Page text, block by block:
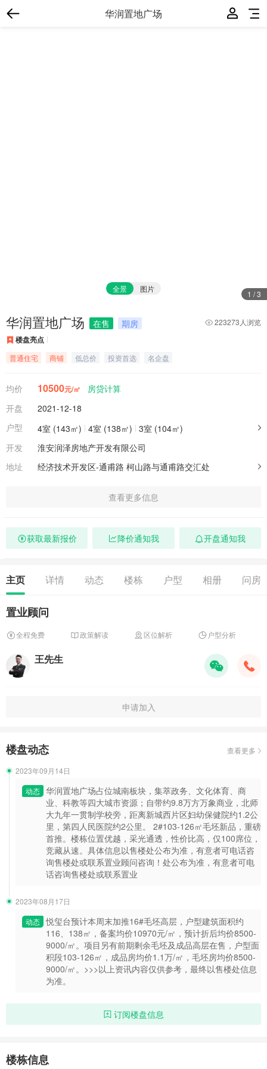
华润置地广场
1 /3
全景 图片
华润置地广场 在售 期房 223273人浏览
楼盘亮点
普通住宅 商铺 低总价 投资首选 名企盘
均价 10500元/㎡
房贷计算
开盘
2021-12-18
户型
4室 (143㎡) 4室 (138㎡) 3室 (104㎡)
开发
淮安润泽房地产开发有限公司
地址
经济技术开发区-通甫路 柯山路与通甫路交汇处
查看更多信息
获取最新报价 降价通知我 开盘通知我
主页 详情 动态 楼栋 户型 相册 问房
置业顾问
全程免费 政策解读 区位解析 户型分析
王先生
申请加入
楼盘动态 查看更多
2023年09月14日
动态 华润置地广场占位城南板块，集萃政务、文化体育、商
业、科教等四大城市资源；自带约9.8万方万象商业，北师
大九年一贯制学校旁，距离新城西片区妇幼保健院约1.2公
里，第四人民医院约2公里。 2#103-126㎡毛坯新品，重磅
首推。楼栋位置优越，采光通透，性价比高，仅100席位，
竞藏从速。具体信息以售楼处公布为准，有意者可电话咨
询售楼处或联系置业顾问咨询！处公布为准，有意者可电
话咨询售楼处或联系置业
2023年08月17日
动态 悦玺台预计本周末加推16#毛坯高层，户型建筑面积约
116、138㎡，备案均价10970元/㎡，预计折后均价8500-
9000/㎡。项目另有前期剩余毛坯及成品高层在售，户型面
积段103-126㎡，成品房均价1.1万/㎡，毛坯房均价8500-
9000/㎡。>>>以上资讯内容仅供参考，最终以售楼处信息
为准。
订阅楼盘信息
楼栋信息